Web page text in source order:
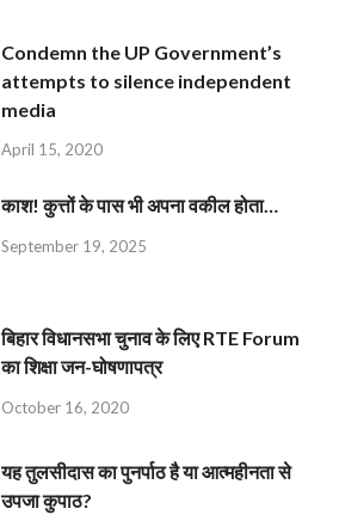
Condemn the UP Government’s
attempts to silence independent
media
April 15, 2020
काश! कुत्तों के पास भी अपना वकील होता…
September 19, 2025
बिहार विधानसभा चुनाव के लिए RTE Forum
का शिक्षा जन-घोषणापत्र
October 16, 2020
यह तुलसीदास का पुनर्पाठ है या आत्महीनता से
उपजा कुपाठ?